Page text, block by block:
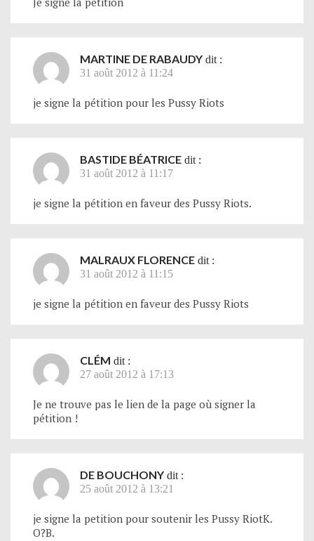
MARTINE DE RABAUDY dit :
31 août 2012 à 11:24
je signe la pétition pour les Pussy Riots
BASTIDE BÉATRICE dit :
31 août 2012 à 11:17
je signe la pétition en faveur des Pussy Riots.
MALRAUX FLORENCE dit :
31 août 2012 à 11:15
je signe la pétition en faveur des Pussy Riots
CLÉM dit :
27 août 2012 à 17:13
Je ne trouve pas le lien de la page où signer la
pétition !
DE BOUCHONY dit :
25 août 2012 à 13:21
je signe la petition pour soutenir les Pussy RiotK.
O?B.